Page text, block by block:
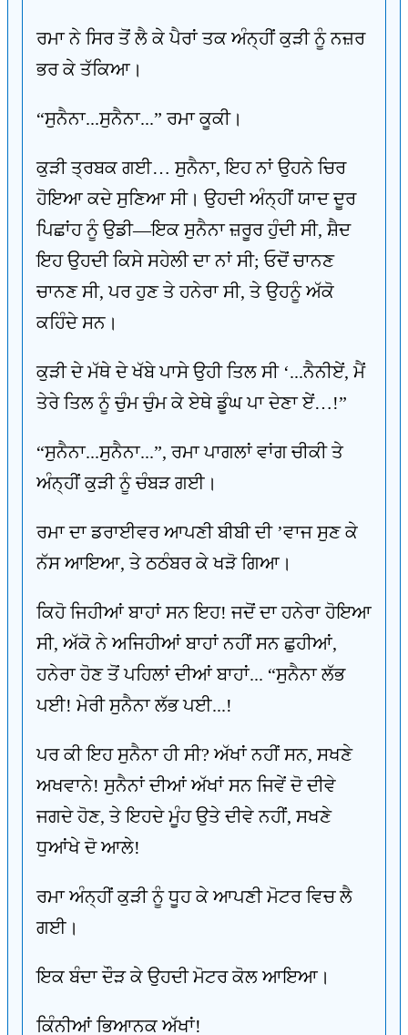
ਰਮਾ ਨੇ ਸਿਰ ਤੋਂ ਲੈ ਕੇ ਪੈਰਾਂ ਤਕ ਅੰਨ੍ਹੀਂ ਕੁੜੀ ਨੂੰ ਨਜ਼ਰ
ਭਰ ਕੇ ਤੱਕਿਆ।
“ਸੁਨੈਨਾ...ਸੁਨੈਨਾ...” ਰਮਾ ਕੂਕੀ।
ਕੁੜੀ ਤ੍ਰਬਕ ਗਈ… ਸੁਨੈਨਾ, ਇਹ ਨਾਂ ਉਹਨੇ ਚਿਰ
ਹੋਇਆ ਕਦੇ ਸੁਣਿਆ ਸੀ। ਉਹਦੀ ਅੰਨ੍ਹੀਂ ਯਾਦ ਦੂਰ
ਪਿਛਾਂਹ ਨੂੰ ਉਡੀ—ਇਕ ਸੁਨੈਨਾ ਜ਼ਰੂਰ ਹੁੰਦੀ ਸੀ, ਸ਼ੈਦ
ਇਹ ਉਹਦੀ ਕਿਸੇ ਸਹੇਲੀ ਦਾ ਨਾਂ ਸੀ; ਓਦੋਂ ਚਾਨਣ
ਚਾਨਣ ਸੀ, ਪਰ ਹੁਣ ਤੇ ਹਨੇਰਾ ਸੀ, ਤੇ ਉਹਨੂੰ ਅੱਕੋ
ਕਹਿੰਦੇ ਸਨ।
ਕੁੜੀ ਦੇ ਮੱਥੇ ਦੇ ਖੱਬੇ ਪਾਸੇ ਉਹੀ ਤਿਲ ਸੀ ‘...ਨੈਨੀਏਂ, ਮੈਂ
ਤੇਰੇ ਤਿਲ ਨੂੰ ਚੁੰਮ ਚੁੰਮ ਕੇ ਏਥੇ ਡੂੰਘ ਪਾ ਦੇਣਾ ਏਂ…!”
“ਸੁਨੈਨਾ...ਸੁਨੈਨਾ...”, ਰਮਾ ਪਾਗਲਾਂ ਵਾਂਗ ਚੀਕੀ ਤੇ
ਅੰਨ੍ਹੀਂ ਕੁੜੀ ਨੂੰ ਚੰਬੜ ਗਈ।
ਰਮਾ ਦਾ ਡਰਾਈਵਰ ਆਪਣੀ ਬੀਬੀ ਦੀ ’ਵਾਜ ਸੁਣ ਕੇ
ਨੱਸ ਆਇਆ, ਤੇ ਠਠੰਬਰ ਕੇ ਖੜੋ ਗਿਆ।
ਕਿਹੋ ਜਿਹੀਆਂ ਬਾਹਾਂ ਸਨ ਇਹ! ਜਦੋਂ ਦਾ ਹਨੇਰਾ ਹੋਇਆ
ਸੀ, ਅੱਕੋ ਨੇ ਅਜਿਹੀਆਂ ਬਾਹਾਂ ਨਹੀਂ ਸਨ ਛੁਹੀਆਂ,
ਹਨੇਰਾ ਹੋਣ ਤੋਂ ਪਹਿਲਾਂ ਦੀਆਂ ਬਾਹਾਂ... “ਸੁਨੈਨਾ ਲੱਭ
ਪਈ! ਮੇਰੀ ਸੁਨੈਨਾ ਲੱਭ ਪਈ...!
ਪਰ ਕੀ ਇਹ ਸੁਨੈਨਾ ਹੀ ਸੀ? ਅੱਖਾਂ ਨਹੀਂ ਸਨ, ਸਖਣੇ
ਅਖਵਾਨੇ! ਸੁਨੈਨਾਂ ਦੀਆਂ ਅੱਖਾਂ ਸਨ ਜਿਵੇਂ ਦੋ ਦੀਵੇ
ਜਗਦੇ ਹੋਣ, ਤੇ ਇਹਦੇ ਮੂੰਹ ਉਤੇ ਦੀਵੇ ਨਹੀਂ, ਸਖਣੇ
ਧੁਆਂਖੇ ਦੋ ਆਲੇ!
ਰਮਾ ਅੰਨ੍ਹੀਂ ਕੁੜੀ ਨੂੰ ਧੂਹ ਕੇ ਆਪਣੀ ਮੋਟਰ ਵਿਚ ਲੈ
ਗਈ।
ਇਕ ਬੰਦਾ ਦੌੜ ਕੇ ਉਹਦੀ ਮੋਟਰ ਕੋਲ ਆਇਆ।
ਕਿੰਨੀਆਂ ਭਿਆਨਕ ਅੱਖਾਂ!